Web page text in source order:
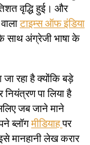
वृद्धि हुई। और
टाइम्स ऑफ इंडिया
साथ अंग्रेजी भाषा के
रहा है क्योंकि बड़े
नियंत्रण पा लिया है
जब जाने माने
ब्लॉगमीडियाहपर
मानहानी लेख करार